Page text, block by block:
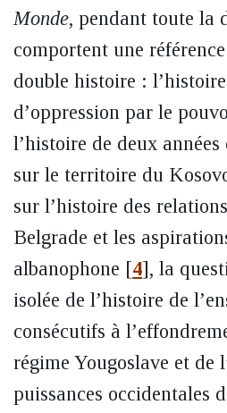
Monde, pendant toute la
comportent une
double histoire :
d’oppression par le
l’histoire de deux années
sur le territoire du
sur l’histoire des
Belgrade et les
albanophone [4] , la
isolée de l’histoire de
consécutifs à
régime Yougoslave et de
puissances occidentales